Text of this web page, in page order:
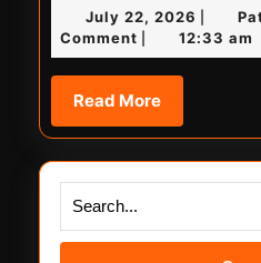
July 22, 2026 July
22,
2026
Comment
12:33 am
Read MoreRead
More
Search